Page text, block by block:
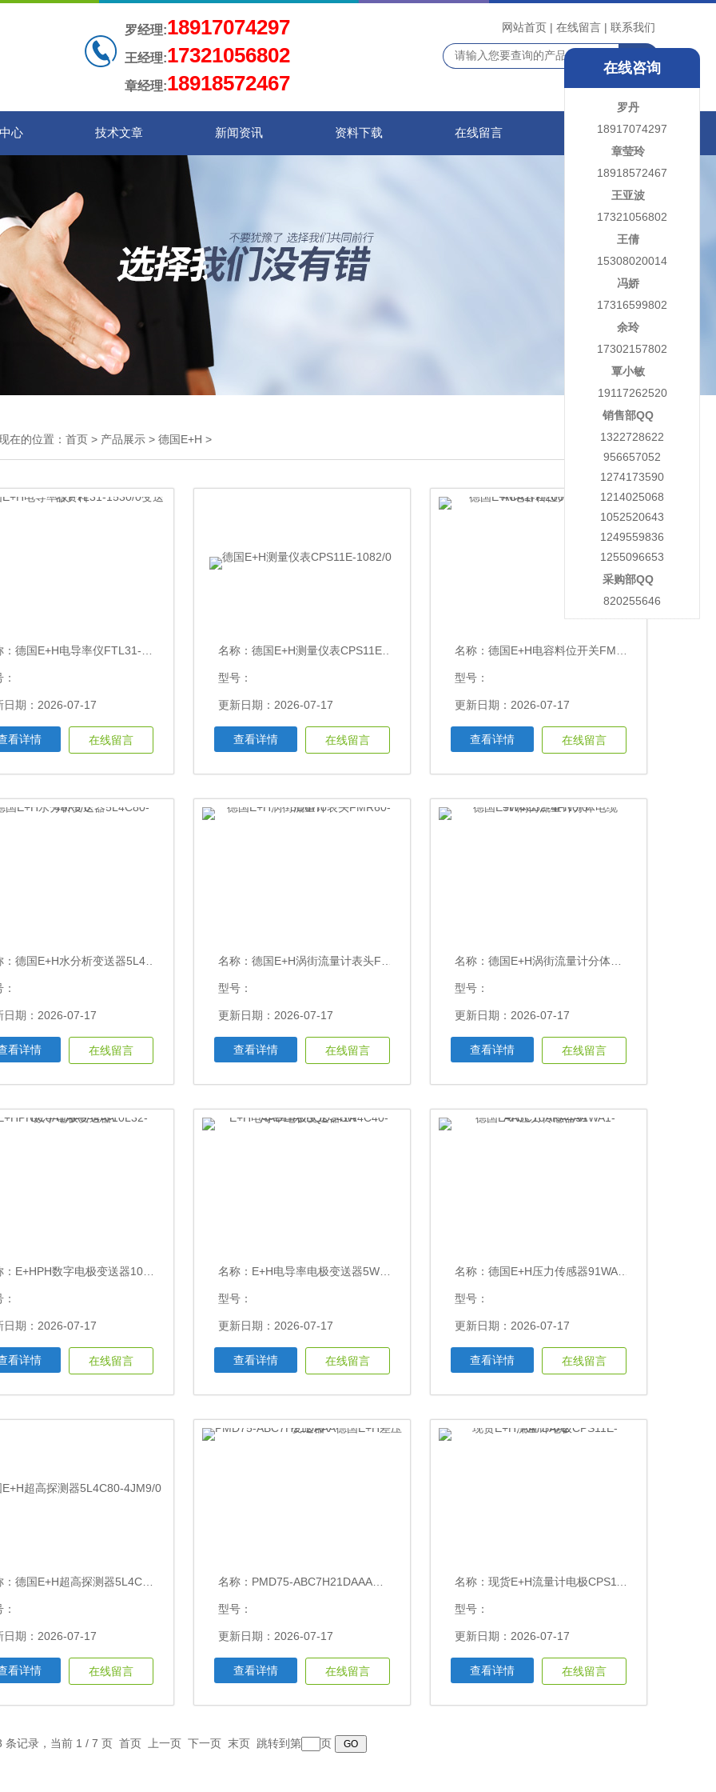
罗经理:18917074297
王经理:17321056802
章经理:18918572467
网站首页 | 在线留言 | 联系我们
心 技术文章 新闻资讯 资料下载 在线留言 联系我们
在的位置： 首页 > 产品展示 > 德国E+H >
德国E+H电导率仪FTL31-1530/0变送器资料
日期：2026-07-17
看详情 在线留言
名称： 德国E+H测量仪表CPS11E-1082/0
型号：
更新日期：2026-07-17
查看详情 在线留言
名称： 德国E+H电容料位开关FMB70-ACA1H1200CAG
型号：
更新日期：2026-07-17
查看详情 在线留言
德国E+H水分析变送器5L4C80-40X5/0
日期：2026-07-17
看详情 在线留言
名称： 德国E+H涡街流量计表头FMR60-5D67/0
型号：
更新日期：2026-07-17
查看详情 在线留言
名称： 德国E+H涡街流量计分体电缆5W4C32-4FN0/0
型号：
更新日期：2026-07-17
查看详情 在线留言
E+HPH数字电极变送器10L32-UC0A1AA0A4AA
日期：2026-07-17
看详情 在线留言
名称： E+H电导率电极变送器5W4C40-AADLIA0BQD341A
型号：
更新日期：2026-07-17
查看详情 在线留言
名称： 德国E+H压力传感器91WA1-AA3C10AKA4AA
型号：
更新日期：2026-07-17
查看详情 在线留言
德国E+H超高探测器5L4C80-4JM9/0
日期：2026-07-17
看详情 在线留言
名称： PMD75-ABC7H21DAAA德国E+H差压变送器
型号：
更新日期：2026-07-17
查看详情 在线留言
名称： 现货E+H流量计电极CPS11E-AA7BAA2
型号：
更新日期：2026-07-17
查看详情 在线留言
条记录，当前 1 / 7 页 首页 上一页 下一页 末页 跳转到第 页
在线咨询
罗丹
18917074297
章莹玲
18918572467
王亚波
17321056802
王倩
15308020014
冯娇
17316599802
余玲
17302157802
覃小敏
19117262520
销售部QQ
1322728622
956657052
1274173590
1214025068
1052520643
1249559836
1255096653
采购部QQ
820255646